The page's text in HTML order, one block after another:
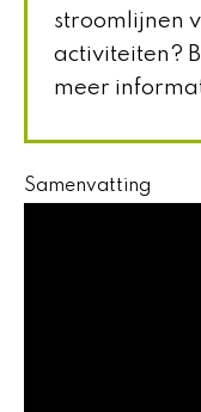
stroomlijnen
activiteiten?
meer
Samenvatting